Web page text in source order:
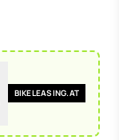
BIKELEASING.AT